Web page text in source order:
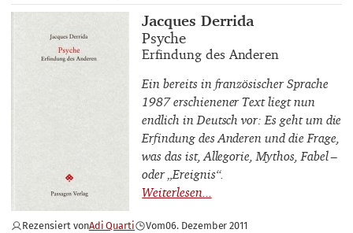
Buchautor_innen
Jacques Derrida
Buchtitel
Psyche
Buchuntertitel
Erfindung des Anderen
Ein bereits in französischer Sprache
1987 erschienener Text liegt nun
endlich in Deutsch vor: Es geht um die
Erfindung des Anderen und die Frage,
was das ist, Allegorie, Mythos, Fabel –
oder „Ereignis“.
Rezensiert vonAdi Quarti Vom06. Dezember 2011